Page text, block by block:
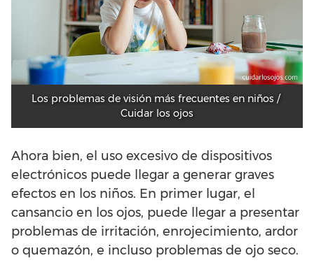
Los problemas de visión más frecuentes en niños /
Cuidar los ojos
Ahora bien, el uso excesivo de dispositivos
electrónicos puede llegar a generar graves
efectos en los niños. En primer lugar, el
cansancio en los ojos, puede llegar a presentar
problemas de irritación, enrojecimiento, ardor
o quemazón, e incluso problemas de ojo seco.